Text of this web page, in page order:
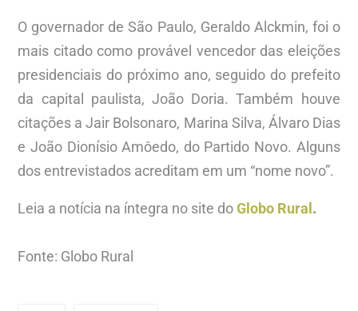
O governador de São Paulo, Geraldo Alckmin, foi o
mais citado como provável vencedor das eleições
presidenciais do próximo ano, seguido do prefeito
da capital paulista, João Doria. Também houve
citações a Jair Bolsonaro, Marina Silva, Álvaro Dias
e João Dionísio Amôedo, do Partido Novo. Alguns
dos entrevistados acreditam em um “nome novo”.
Leia a notícia na íntegra no site doGlobo Rural.
Fonte: Globo Rural